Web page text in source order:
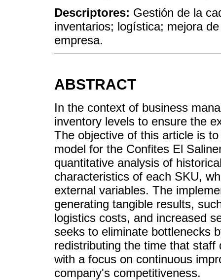
Descriptores: Gestión de la
inventarios; logística; mejora
empresa.
ABSTRACT
In the context of business
inventory levels to ensure the
The objective of this article is
model for the Confites El
quantitative analysis of
characteristics of each SKU,
external variables. The
generating tangible results,
logistics costs, and increased
seeks to eliminate bottlenecks
redistributing the time that
with a focus on continuous
company's competitiveness.